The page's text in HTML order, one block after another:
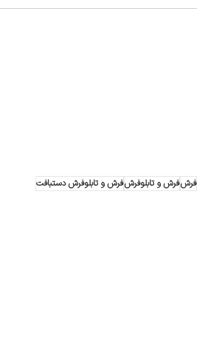
فرشفرش و تابلوفرشفرش و تابلوفرش دستبافت